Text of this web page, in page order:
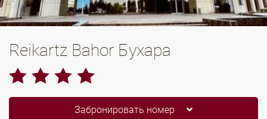
Reikartz Bahor Бухара
Забронировать номер